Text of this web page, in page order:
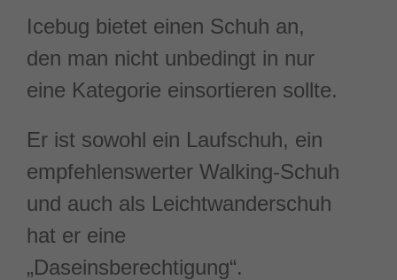
Icebug bietet einen Schuh an,
den man nicht unbedingt in nur
eine Kategorie einsortieren sollte.
Er ist sowohl ein Laufschuh, ein
empfehlenswerter Walking-Schuh
und auch als Leichtwanderschuh
hat er eine
„Daseinsberechtigung“.